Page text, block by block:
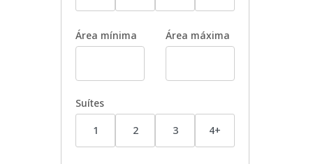
Área mínima Área máxima
Suítes
1 2 3 4+